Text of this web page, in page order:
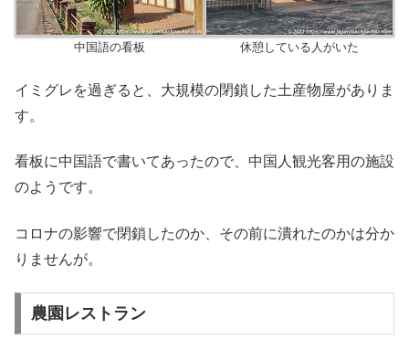
中国語の看板 休憩している人がいた
イミグレを過ぎると、大規模の閉鎖した土産物屋がありま
す。
看板に中国語で書いてあったので、中国人観光客用の施設
のようです。
コロナの影響で閉鎖したのか、その前に潰れたのかは分か
りませんが。
農園レストラン